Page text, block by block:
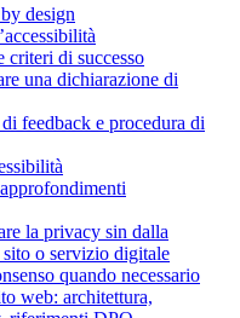
design
criteri di successo
una dichiarazione di
feedback e procedura di
la privacy sin dalla
o servizio digitale
quando necessario
web: architettura,